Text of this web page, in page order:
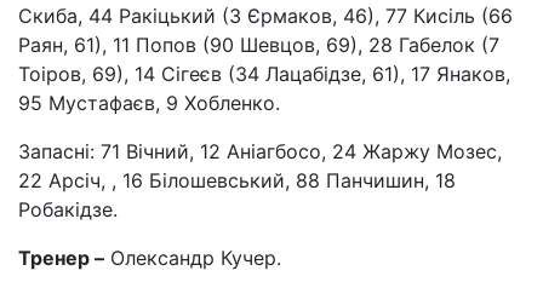
Скиба, 44 Ракіцький (3 Єрмаков, 46), 77 Кисіль (66
Раян, 61), 11 Попов (90 Шевцов, 69), 28 Габелок (7
Тоіров, 69), 14 Сігеєв (34 Лацабідзе, 61), 17 Янаков,
95 Мустафаєв, 9 Хобленко.
Запасні: 71 Вічний, 12 Аніагбосо, 24 Жаржу Мозес,
22 Арсіч, , 16 Білошевський, 88 Панчишин, 18
Робакідзе.
Тренер – Олександр Кучер.